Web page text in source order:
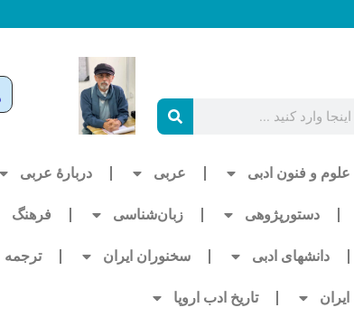
علوم و فنون ادبی عربی دربارۀ عربی
دستورپژوهی زبان‌شناسی فرهنگ
دانشهای ادبی سخنوران ایران ترجمه
ایران تاریخ ادب اروپا